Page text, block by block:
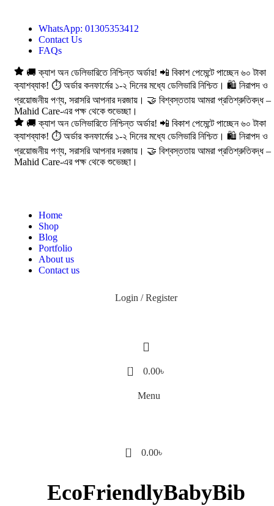
WhatsApp: 01305353412
Contact Us
FAQs
🚚 ক্যাশ অন ডেলিভারিতে নিশ্চিন্ত অর্ডার! 📲 বিকাশ পেমেন্টে পাচ্ছেন ৬০ টাকা
ক্যাশব্যাক! ⏱️ অর্ডার কনফার্মের ১-২ দিনের মধ্যে ডেলিভারি নিশ্চিত। 🛍️ নিরাপদ ও
প্রয়োজনীয় পণ্য, সরাসরি আপনার দরজায়। 🤝 বিশ্বস্ততায় আমরা প্রতিশ্রুতিবদ্ধ –
Mahid Care-এর পক্ষ থেকে শুভেচ্ছা।
🚚 ক্যাশ অন ডেলিভারিতে নিশ্চিন্ত অর্ডার! 📲 বিকাশ পেমেন্টে পাচ্ছেন ৬০ টাকা
ক্যাশব্যাক! ⏱️ অর্ডার কনফার্মের ১-২ দিনের মধ্যে ডেলিভারি নিশ্চিত। 🛍️ নিরাপদ ও
প্রয়োজনীয় পণ্য, সরাসরি আপনার দরজায়। 🤝 বিশ্বস্ততায় আমরা প্রতিশ্রুতিবদ্ধ –
Mahid Care-এর পক্ষ থেকে শুভেচ্ছা।
Home
Shop
Blog
Portfolio
About us
Contact us
Login / Register
0 0.00৳
Menu
0 0.00৳
EcoFriendlyBabyBib